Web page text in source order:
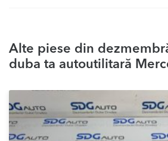
Alte piese din
duba ta autoutilitară